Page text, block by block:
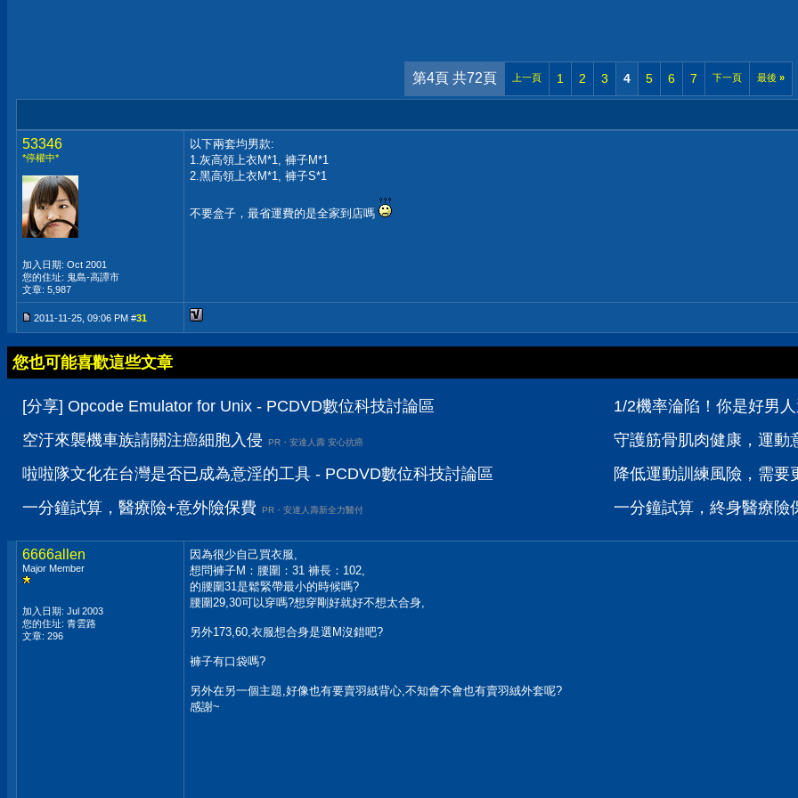
第4頁 共72頁 上一頁 1 2 3 4 5 6 7 下一頁 最後 »
53346
*停權中*
加入日期: Oct 2001
您的住址: 鬼島-高譚市
文章: 5,987
以下兩套均男款:
1.灰高領上衣M*1, 褲子M*1
2.黑高領上衣M*1, 褲子S*1
不要盒子，最省運費的是全家到店嗎
2011-11-25, 09:06 PM #31
您也可能喜歡這些文章
[分享] Opcode Emulator for Unix - PCDVD數位科技討論區
空汙來襲機車族請關注癌細胞入侵
PR・安達人壽 安心抗癌
啦啦隊文化在台灣是否已成為意淫的工具 - PCDVD數位科技討論區
一分鐘試算，醫療險+意外險保費
PR・安達人壽新全力醫付
1/2機率淪陷！你是好男
守護筋骨肌肉健康，運動
降低運動訓練風險，需要
一分鐘試算，終身醫療險
6666allen
Major Member
加入日期: Jul 2003
您的住址: 青雲路
文章: 296
因為很少自己買衣服,
想問褲子M：腰圍：31 褲長：102,
的腰圍31是鬆緊帶最小的時候嗎?
腰圍29,30可以穿嗎?想穿剛好就好不想太合身,
另外173,60,衣服想合身是選M沒錯吧?
褲子有口袋嗎?
另外在另一個主題,好像也有要賣羽絨背心,不知會不會也有賣羽絨外套呢?
感謝~